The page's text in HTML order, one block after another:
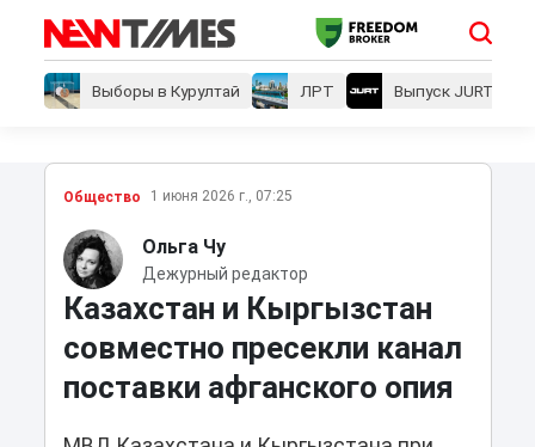
Выборы в Курултай ЛРТ Выпуск JURT
Общество 1 июня 2026 г., 07:25
Ольга Чу
Дежурный редактор
Казахстан и Кыргызстан
совместно пресекли канал
поставки афганского опия